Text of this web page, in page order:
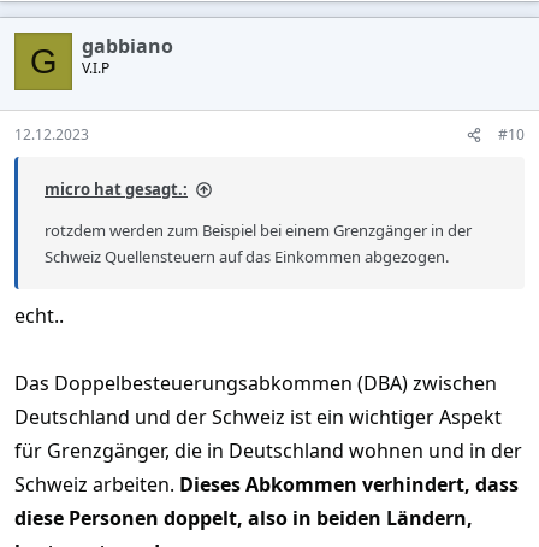
a
c
o
n
s
G gabbiano
V.I.P
12.12.2023 #10
micro hat gesagt.:
rotzdem werden zum Beispiel bei einem Grenzgänger in der
Schweiz Quellensteuern auf das Einkommen abgezogen.
echt..
Das Doppelbesteuerungsabkommen (DBA) zwischen
Deutschland und der Schweiz ist ein wichtiger Aspekt
für Grenzgänger, die in Deutschland wohnen und in der
Schweiz arbeiten. Dieses Abkommen verhindert, dass
diese Personen doppelt, also in beiden Ländern,